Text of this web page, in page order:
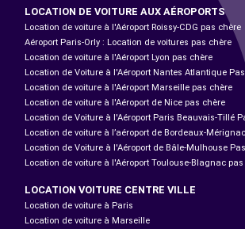
LOCATION DE VOITURE AUX AÉROPORTS
Location de voiture à l'Aéroport Roissy-CDG pas chère
Aéroport Paris-Orly : Location de voitures pas chère
Location de voiture à l'Aéroport Lyon pas chère
Location de Voiture à l'Aéroport Nantes Atlantique
Location de voiture à l'Aéroport Marseille pas chère
Location de voiture à l'Aéroport de Nice pas chère
Location de Voiture à l'Aéroport Paris Beauvais-Tillé
Location de voiture à l’aéroport de Bordeaux-
Location de Voiture à l'Aéroport de Bâle-Mulhouse
Location de voiture à l'Aéroport Toulouse-Blagnac
LOCATION VOITURE CENTRE VILLE
Location de voiture à Paris
Location de voiture à Marseille